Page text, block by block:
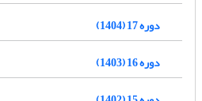
دوره 17 (1404)
دوره 16 (1403)